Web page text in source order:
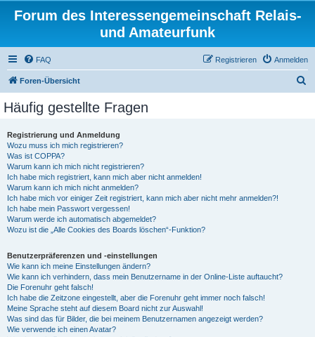
Forum des Interessengemeinschaft Relais-
und Amateurfunk
FAQ Anmelden
Registrieren
Foren-Übersicht
Häufig gestellte Fragen
Registrierung und Anmeldung
Wozu muss ich mich registrieren?
Was ist COPPA?
Warum kann ich mich nicht registrieren?
Ich habe mich registriert, kann mich aber nicht anmelden!
Warum kann ich mich nicht anmelden?
Ich habe mich vor einiger Zeit registriert, kann mich aber nicht mehr anmelden?!
Ich habe mein Passwort vergessen!
Warum werde ich automatisch abgemeldet?
Wozu ist die „Alle Cookies des Boards löschen“-Funktion?
Benutzerpräferenzen und -einstellungen
Wie kann ich meine Einstellungen ändern?
Wie kann ich verhindern, dass mein Benutzername in der Online-Liste auftaucht?
Die Forenuhr geht falsch!
Ich habe die Zeitzone eingestellt, aber die Forenuhr geht immer noch falsch!
Meine Sprache steht auf diesem Board nicht zur Auswahl!
Was sind das für Bilder, die bei meinem Benutzernamen angezeigt werden?
Wie verwende ich einen Avatar?